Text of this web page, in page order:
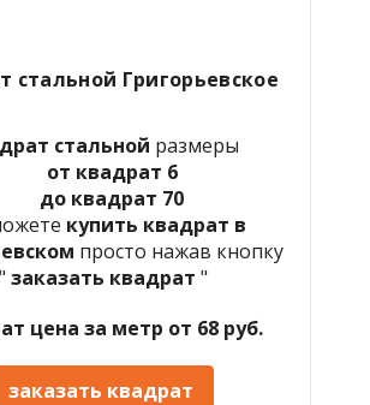
стальной Григорьевское
стальной размеры
от квадрат 6
до квадрат 70
купить квадрат в
просто нажав кнопку
" заказать квадрат "
цена за метр от 68 руб.
заказать квадрат